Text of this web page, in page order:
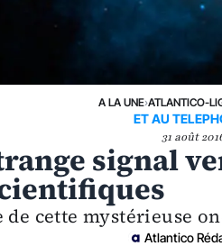
A LA UNE›ATLANTICO-
ET AU
31 août
signal
de cette mystérieuse
Atlantico